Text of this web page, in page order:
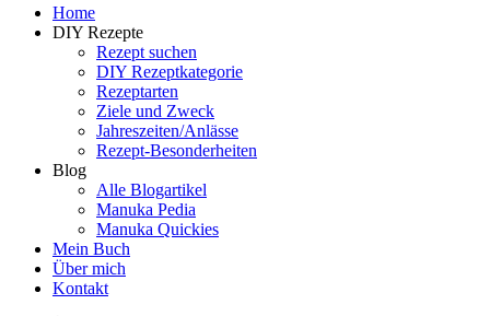
Manuka Magic – Natürlich schön:
Dein interaktiver DIY Beautyblog
Home
DIY Rezepte
Rezept suchen
DIY Rezeptkategorie
Rezeptarten
Ziele und Zweck
Jahreszeiten/Anlässe
Rezept-Besonderheiten
Blog
Alle Blogartikel
Manuka Pedia
Manuka Quickies
Mein Buch
Über mich
Kontakt